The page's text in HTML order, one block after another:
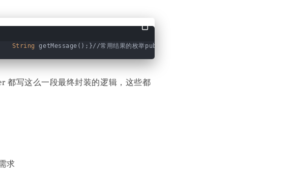
String getMessage();}//常用结果的枚举public enum
都写这么一段最终封装的逻辑，这些都
求